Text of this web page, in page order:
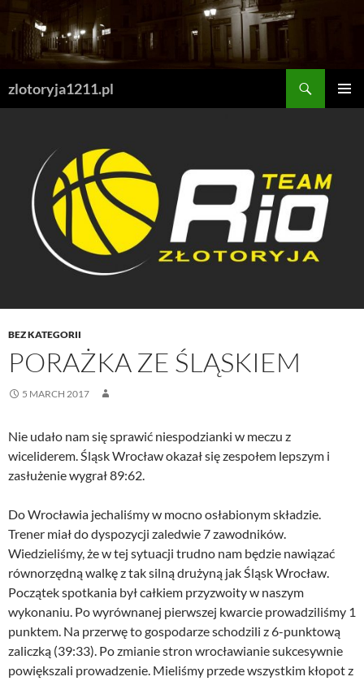
Skip
content
zlotoryja1211.pl
BEZ KATEGORII
PORAŻKA ZE ŚLĄSKIEM
5 MARCH 2017
Nie udało nam się sprawić niespodzianki w meczu z
wiceliderem. Śląsk Wrocław okazał się zespołem lepszym i
zasłużenie wygrał 89:62.
Do Wrocławia jechaliśmy w mocno osłabionym składzie.
Trener miał do dyspozycji zaledwie 7 zawodników.
Wiedzieliśmy, że w tej sytuacji trudno nam będzie nawiązać
równorzędną walkę z tak silną drużyną jak Śląsk Wrocław.
Początek spotkania był całkiem przyzwoity w naszym
wykonaniu. Po wyrównanej pierwszej kwarcie prowadziliśmy 1
punktem. Na przerwę to gospodarze schodzili z 6-punktową
zaliczką (39:33). Po zmianie stron wrocławianie sukcesywnie
powiększali prowadzenie. Mieliśmy przede wszystkim kłopot z